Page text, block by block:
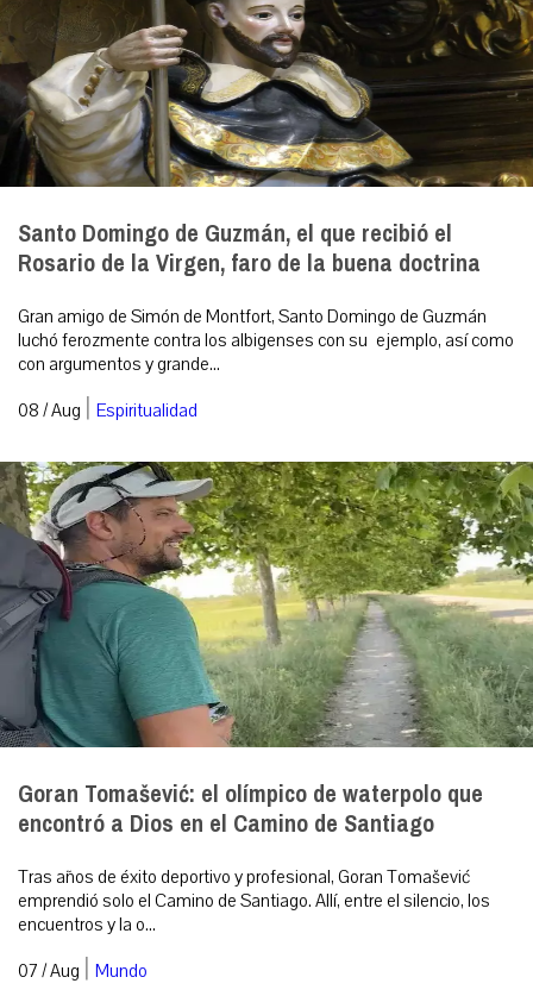
Santo Domingo de Guzmán, el que recibió el
Rosario de la Virgen, faro de la buena doctrina
Gran amigo de Simón de Montfort, Santo Domingo de Guzmán
luchó ferozmente contra los albigenses con su ejemplo, así como
con argumentos y grande...
08 / Aug | Espiritualidad
Goran Tomašević: el olímpico de waterpolo que
encontró a Dios en el Camino de Santiago
Tras años de éxito deportivo y profesional, Goran Tomašević
emprendió solo el Camino de Santiago. Allí, entre el silencio, los
encuentros y la o...
07 / Aug | Mundo